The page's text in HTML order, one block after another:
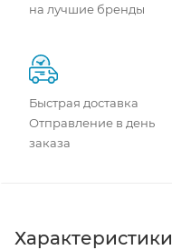
на лучшие бренды
Быстрая доставка
Отправление в день
заказа
Характеристики